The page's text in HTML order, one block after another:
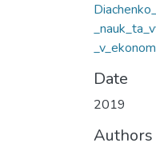
Date
2019
Authors